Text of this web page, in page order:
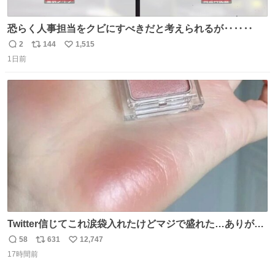
恐らく人事担当をクビにすべきだと考えられるが‥‥‥
返
信
2
リ
144
い
1,515
1日前
Twitter信じてこれ涙袋入れたけどマジで盛れた…ありがと
う…
返
信
58
リ
ポ
631
い
12,747
17時間前